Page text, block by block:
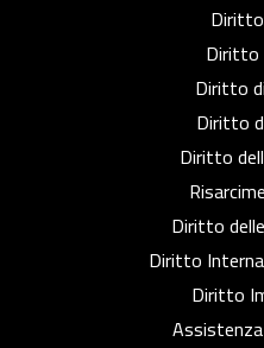
Diritto
Diritto
Diritto
Diritto
Diritto
Diritto
Diritto